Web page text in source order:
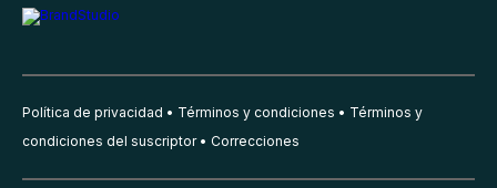
Política de privacidad Términos y condiciones
Términos y
condiciones del suscriptor
Correcciones